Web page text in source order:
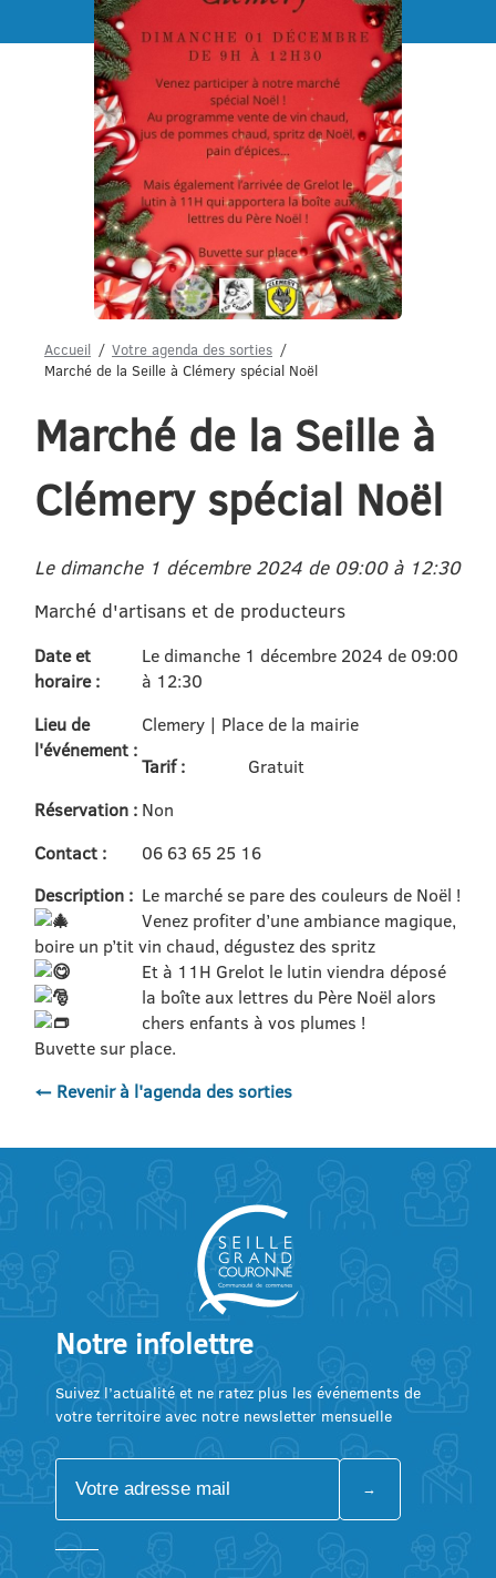
Menu
Accueil
Votre agenda des sorties
Marché de la Seille à Clémery spécial Noël
Marché de la Seille à
Clémery spécial Noël
Le dimanche 1 décembre 2024 de 09:00 à 12:30
Marché d'artisans et de producteurs
Date et
horaire :
Le dimanche 1 décembre 2024 de 09:00
à 12:30
Lieu de
l'événement :
Clemery | Place de la mairie
Tarif :
Gratuit
Réservation : Non
Contact :
06 63 65 25 16
Description : Le marché se pare des couleurs de Noël !
Venez profiter d’une ambiance magique,
boire un p’tit vin chaud, dégustez des spritz
Et à 11H Grelot le lutin viendra déposé
la boîte aux lettres du Père Noël alors
chers enfants à vos plumes !
Buvette sur place.
← Revenir à l'agenda des sorties
Notre infolettre
Suivez l’actualité et ne ratez plus les événements de
votre territoire avec notre newsletter mensuelle